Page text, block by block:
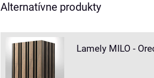
Alternatívne produkty
Lamely MILO -